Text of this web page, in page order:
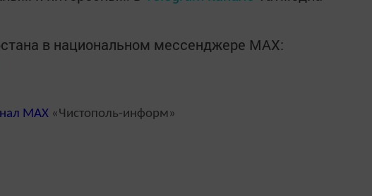
в национальном мессенджере MАХ:
MAX «Чистополь-информ»